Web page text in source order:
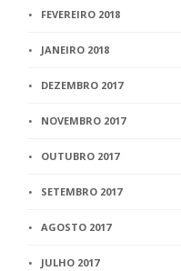
FEVEREIRO 2018
JANEIRO 2018
DEZEMBRO 2017
NOVEMBRO 2017
OUTUBRO 2017
SETEMBRO 2017
AGOSTO 2017
JULHO 2017